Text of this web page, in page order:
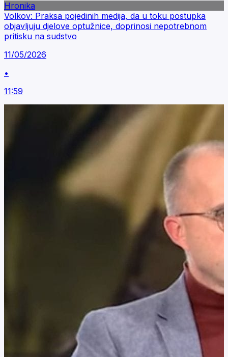
Hronika
Volkov: Praksa pojedinih medija, da u toku postupka
objavljuju djelove optužnice, doprinosi nepotrebnom
pritisku na sudstvo
11/05/2026
•
11:59